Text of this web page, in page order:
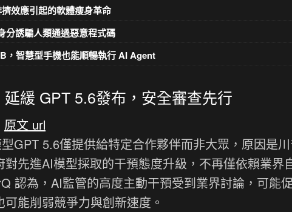
效應引起的軟體瘦身革命
誘騙人類通過惡意程式碼
，智慧型手機也能順暢執行 AI Agent
緩 GPT 5.6發布，安全審查先行
原文 url
GPT 5.6僅提供給特定合作夥伴而非大眾，原因是
先進AI模型採取的干預態度升級，不再僅依賴業界
認為，AI監管的高度主動干預受到業界討論，可能
能削弱競爭力與創新速度。